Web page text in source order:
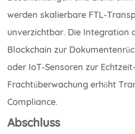
werden skalierbare FTL-
unverzichtbar. Die Integration
Blockchain zur
oder IoT-Sensoren zur Echtzeit-
Frachtüberwachung erhöht
Compliance.
Abschluss